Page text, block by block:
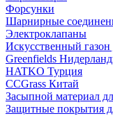
Форсунки
Шарнирные
Электроклапаны
Искусственный
Greenfields
HATKO Турция
CCGrass Китай
Засыпной материал
Защитные покрытия